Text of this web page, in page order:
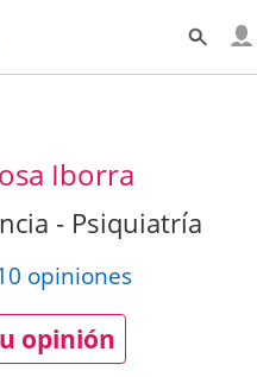
Iborra
- Psiquiatría
opiniones
opinión